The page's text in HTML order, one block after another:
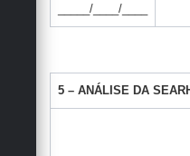
_____/____/____
5 – ANÁLISE DA